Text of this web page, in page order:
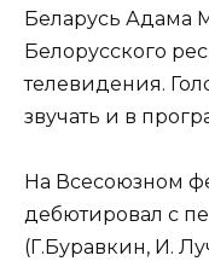
Беларусь Адама
Белорусского
телевидения.
звучать и в
На Всесоюзном
дебютировал с
(Г.Буравкин, И.